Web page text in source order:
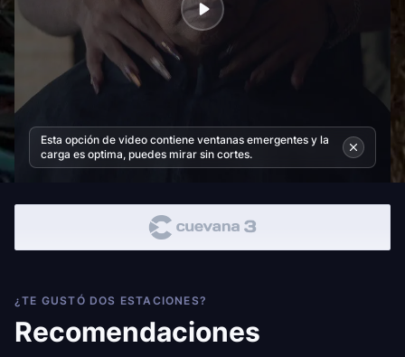
Esta opción de video contiene ventanas emergentes y la
carga es optima, puedes mirar sin cortes.
¿TE GUSTÓ DOS ESTACIONES?
Recomendaciones